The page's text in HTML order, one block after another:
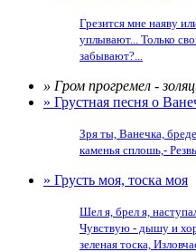
Грезится мне наяву
уплывают... Только
забывают?...
» Гром прогремел -
» Грустная песня о
Зря ты, Ванечка,
каменья сплошь,-
» Грусть моя, тоска моя
Шел я, брел я,
Чувствую - дышу и
зеленая тоска,